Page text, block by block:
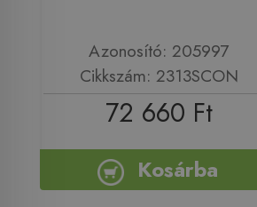
Azonosító: 205997
Cikkszám: 2313SCON
72 660 Ft
Kosárba